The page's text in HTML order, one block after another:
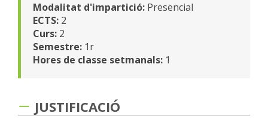
Modalitat d'impartició: Presencial
ECTS: 2
Curs: 2
Semestre: 1r
Hores de classe setmanals: 1
JUSTIFICACIÓ